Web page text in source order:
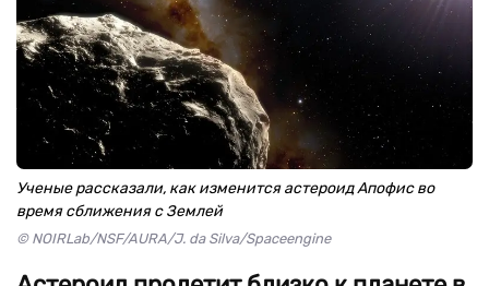
Ученые рассказали, как изменится астероид Апофис во
время сближения с Землей
© NOIRLab/NSF/AURA/J. da Silva/Spaceengine